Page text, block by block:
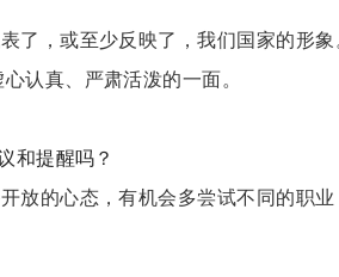
了，或至少反映了，我们国家的形
认真、严肃活泼的一面。
和提醒吗？
放的心态，有机会多尝试不同的职业